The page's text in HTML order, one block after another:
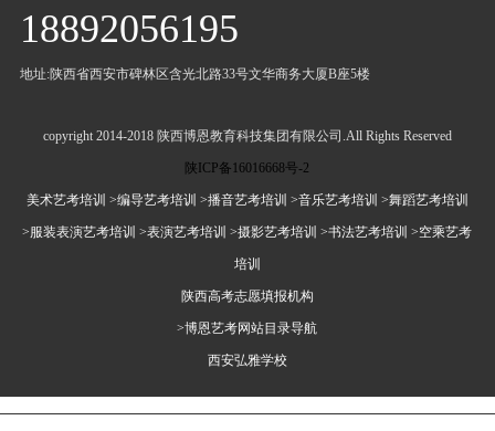
18892056195
地址:陕西省西安市碑林区含光北路33号文华商务大厦B座5楼
copyright 2014-2018 陕西博恩教育科技集团有限公司.All Rights Reserved
陕ICP备16016668号-2
美术艺考培训 >编导艺考培训 >播音艺考培训 >音乐艺考培训 >舞蹈艺考培训
>服装表演艺考培训 >表演艺考培训 >摄影艺考培训 >书法艺考培训 >空乘艺考
培训
陕西高考志愿填报机构
>博恩艺考网站目录导航
西安弘雅学校